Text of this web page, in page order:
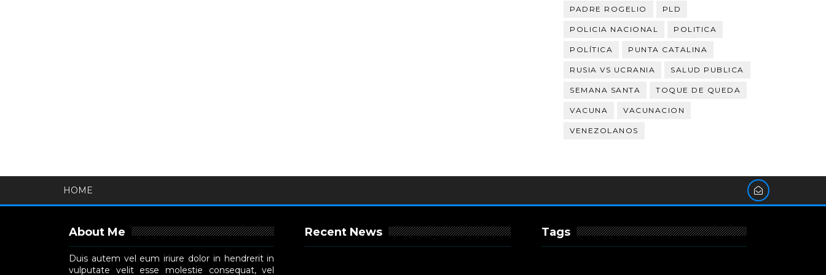
PADRE ROGELIO PLD
POLICIA NACIONAL POLITICA
POLÍTICA PUNTA CATALINA
RUSIA VS UCRANIA SALUD PUBLICA
SEMANA SANTA TOQUE DE QUEDA
VACUNA VACUNACION
VENEZOLANOS
HOME
About Me
Duis autem vel eum iriure dolor in hendrerit in
vulputate velit esse molestie consequat, vel
Recent News Tags